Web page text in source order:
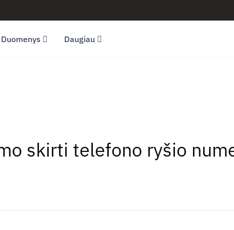
Duomenys Daugiau
skirti telefono ryšio